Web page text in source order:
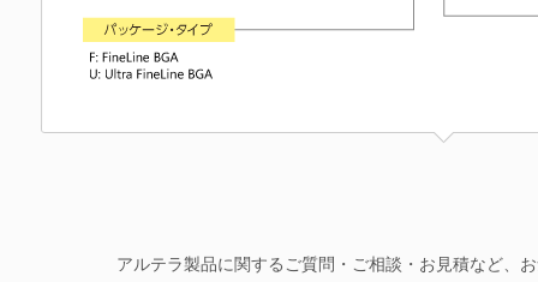
アルテラ製品に関するご質問・ご相談・お見積など、